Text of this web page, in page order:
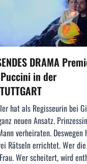
DRAMA
in der
hat als Regisseurin bei
neuen Ansatz.
verheiraten. Deswegen
Rätseln errichtet. Wer
Wer scheitert, wird